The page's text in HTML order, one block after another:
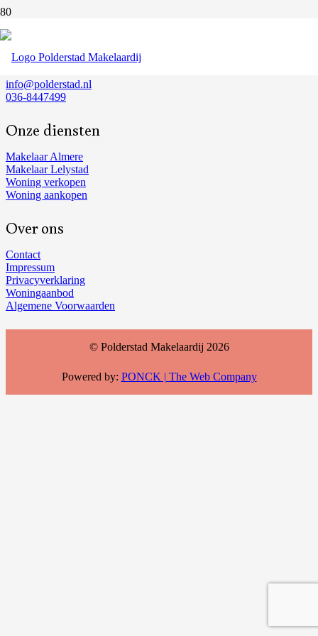
Ons adres
Busplein 30
info@polderstad.nl
036-8447499
Onze diensten
Makelaar Almere
Makelaar Lelystad
Woning verkopen
Woning aankopen
Over ons
Contact
Impressum
Privacyverklaring
Woningaanbod
Algemene Voorwaarden
© Polderstad Makelaardij 2026
Powered by: PONCK | The Web Company